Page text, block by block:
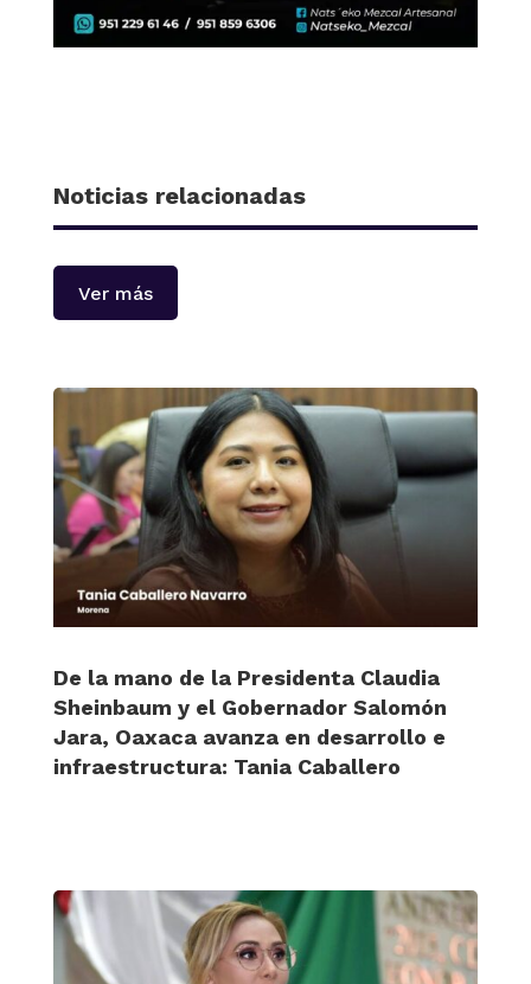
Noticias relacionadas
Ver más
De la mano de la Presidenta Claudia
Sheinbaum y el Gobernador Salomón
Jara, Oaxaca avanza en desarrollo e
infraestructura: Tania Caballero